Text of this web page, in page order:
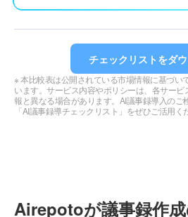
※ 本比較表は公開されている市場情報に基づい
います。サービス内容やポリシーは、各サービ
報と異なる場合があります。 AI議事録導入のご
「AI議事録導チェックリスト」をぜひご活用く
チェックリストをダ
Airepotoが議事録作